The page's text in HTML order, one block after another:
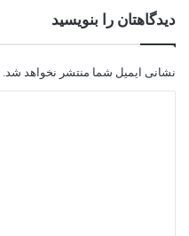
دیدگاهتان را بنویسید
نشانی ایمیل شما منتشر نخواهد شد.